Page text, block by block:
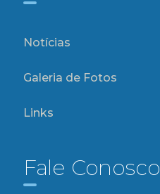
Notícias
Galeria de Fotos
Links
Fale Conosco